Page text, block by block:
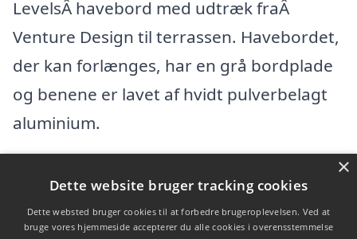
LevelsÂ havebord med udtræk fraÂ
Venture Design til terrassen. Havebordet,
der kan forlænges, har en grå bordplade
og benene er lavet af hvidt pulverbelagt
aluminium.
Varekategorier
Produkter
×
Dette website bruger tracking cookies
Dette websted bruger cookies til at forbedre brugeroplevelsen. Ved at
bruge vores hjemmeside accepterer du alle cookies i overensstemmelse